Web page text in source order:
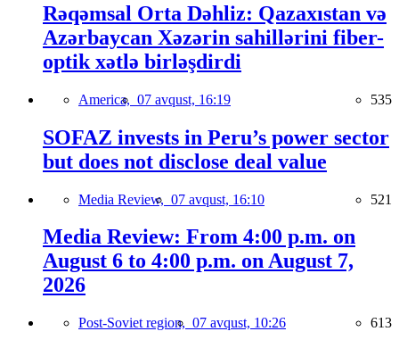
Rəqəmsal Orta Dəhliz: Qazaxıstan və
Azərbaycan Xəzərin sahillərini fiber-
optik xətlə birləşdirdi
America, 07 avqust, 16:19 535
SOFAZ invests in Peru’s power sector
but does not disclose deal value
Media Review, 07 avqust, 16:10 521
Media Review: From 4:00 p.m. on
August 6 to 4:00 p.m. on August 7,
2026
Post-Soviet region, 07 avqust, 10:26 613